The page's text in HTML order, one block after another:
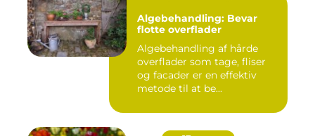
Algebehandling: Bevar
flotte overflader
Algebehandling af hårde
overflader som tage, fliser
og facader er en effektiv
metode til at be...